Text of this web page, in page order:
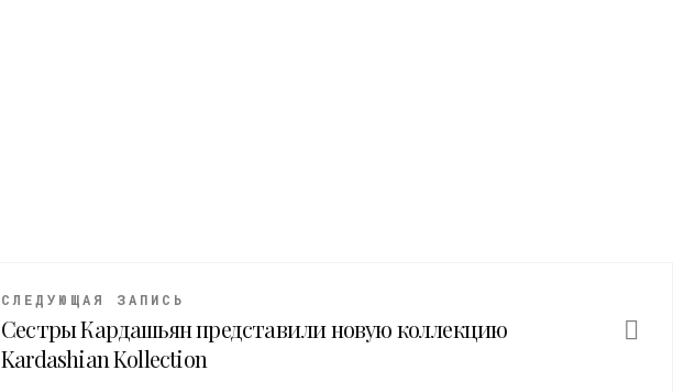
СЛЕДУЮЩАЯ ЗАПИСЬ
Сестры Кардашьян представили новую коллекцию
Kardashian Kollection